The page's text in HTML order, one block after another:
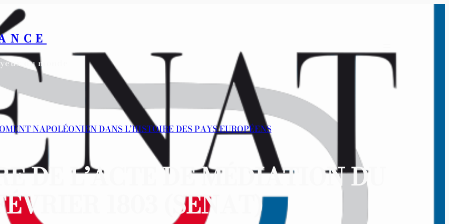
du monde
NAPOLÉONIEN DANS L’HISTOIRE DES PAYS EUROPÉENS
DE L’ACTE DE MÉDIATION DU
FÉVRIER 1803 (SENAT)